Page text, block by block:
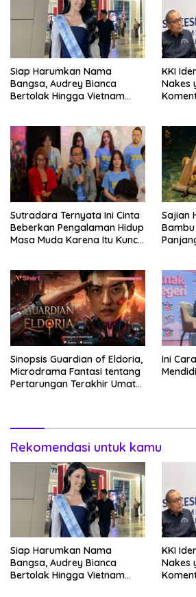
Siap Harumkan Nama
Bangsa, Audrey Bianca
Bertolak Hingga Vietnam
KKI
Nakes
Sutradara Ternyata Ini Cinta
Beberkan Pengalaman Hidup
Masa Muda Karena Itu Kunci
Dua
Sajian
Sinopsis Guardian of Eldoria,
Microdrama Fantasi tentang
Pertarungan Terakhir Umat
Ini
Rekomendasi untuk kamu
Siap Harumkan Nama
Bangsa, Audrey Bianca
Bertolak Hingga Vietnam
KKI
Nakes